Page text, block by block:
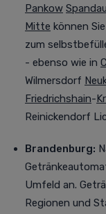
Pankow Spandau
Mitte können
zum
- ebenso wie in
Wilmersdorf
Friedrichshain-
Reinickendorf
Brandenburg:
Umfeld an.
Regionen und